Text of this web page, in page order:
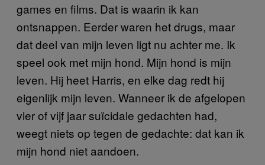
games en films. Dat is waarin ik kan
ontsnappen. Eerder waren het drugs, maar
dat deel van mijn leven ligt nu achter me. Ik
speel ook met mijn hond. Mijn hond is mijn
leven. Hij heet Harris, en elke dag redt hij
eigenlijk mijn leven. Wanneer ik de afgelopen
vier of vijf jaar suïcidale gedachten had,
weegt niets op tegen de gedachte: dat kan ik
mijn hond niet aandoen.